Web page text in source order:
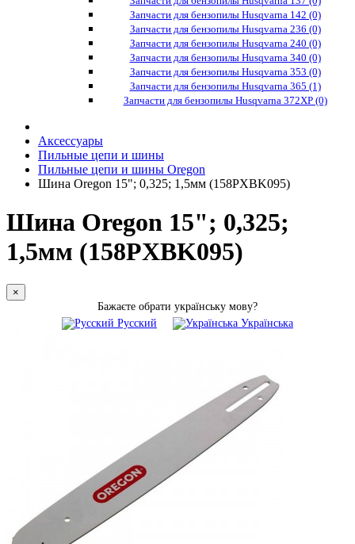
Запчасти для бензопилы Husqvarna 142 (0)
Запчасти для бензопилы Husqvarna 236 (0)
Запчасти для бензопилы Husqvarna 240 (0)
Запчасти для бензопилы Husqvarna 340 (0)
Запчасти для бензопилы Husqvarna 353 (0)
Запчасти для бензопилы Husqvarna 365 (1)
Запчасти для бензопилы Husqvarna 372XP (0)
Аксессуары
Пильные цепи и шины
Пильные цепи и шины Oregon
Шина Oregon 15"; 0,325; 1,5мм (158PXBK095)
Шина Oregon 15"; 0,325;
1,5мм (158PXBK095)
×
Бажаєте обрати українську мову?
Русский
Українська